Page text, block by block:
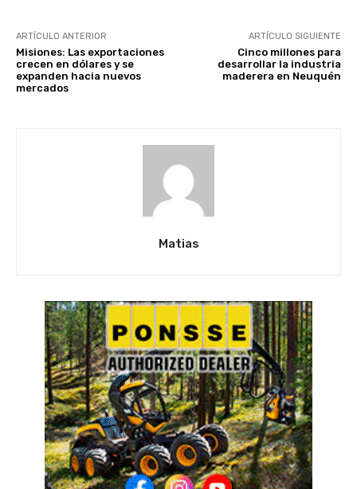
ARTÍCULO ANTERIOR
Misiones: Las exportaciones
crecen en dólares y se
expanden hacia nuevos
mercados
ARTÍCULO SIGUIENTE
Cinco millones para
desarrollar la industria
maderera en Neuquén
Matias